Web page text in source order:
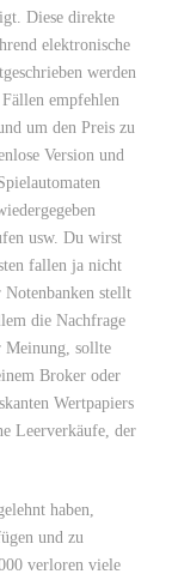
Diese direkte
elektronische
werden
empfehlen
um den Preis zu
Version und
usw. Du wirst
fallen ja nicht
stellt
die Nachfrage
Meinung, sollte
Broker oder
Wertpapiers
Leerverkäufe, der
haben,
und zu
verloren viele